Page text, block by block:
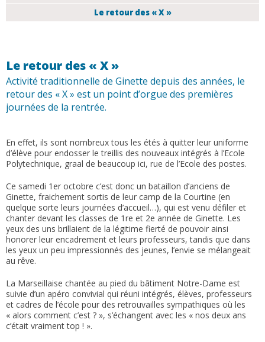
Le retour des « X »
Le retour des « X »
Activité traditionnelle de Ginette depuis des années, le
retour des « X » est un point d’orgue des premières
journées de la rentrée.
En effet, ils sont nombreux tous les étés à quitter leur uniforme
d’élève pour endosser le treillis des nouveaux intégrés à l’Ecole
Polytechnique, graal de beaucoup ici, rue de l’Ecole des postes.
Ce samedi 1er octobre c’est donc un bataillon d’anciens de
Ginette, fraichement sortis de leur camp de la Courtine (en
quelque sorte leurs journées d’accueil…), qui est venu défiler et
chanter devant les classes de 1re et 2e année de Ginette. Les
yeux des uns brillaient de la légitime fierté de pouvoir ainsi
honorer leur encadrement et leurs professeurs, tandis que dans
les yeux un peu impressionnés des jeunes, l’envie se mélangeait
au rêve.
La Marseillaise chantée au pied du bâtiment Notre-Dame est
suivie d’un apéro convivial qui réuni intégrés, élèves, professeurs
et cadres de l’école pour des retrouvailles sympathiques où les
« alors comment c’est ? », s’échangent avec les « nos deux ans
c’était vraiment top ! ».